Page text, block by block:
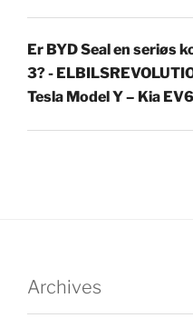
Er BYD Seal en seriøs
3? -
Tesla Model Y – Kia
Archives